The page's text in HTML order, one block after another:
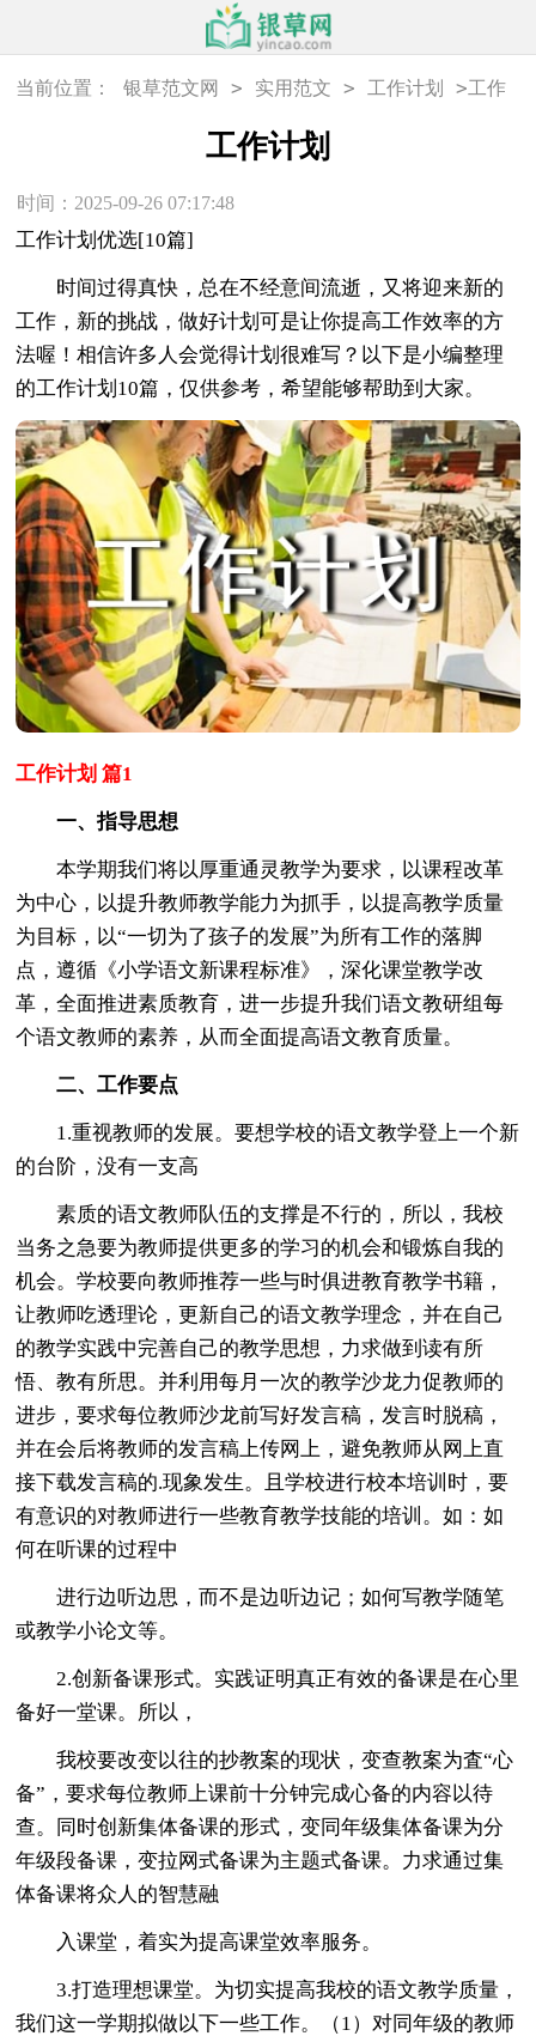
当前位置： 银草范文网 > 实用范文 > 工作计划 >工作
工作计划
时间：2025-09-26 07:17:48
工作计划优选[10篇]
时间过得真快，总在不经意间流逝，又将迎来新的
工作，新的挑战，做好计划可是让你提高工作效率的方
法喔！相信许多人会觉得计划很难写？以下是小编整理
的工作计划10篇，仅供参考，希望能够帮助到大家。
工作计划 篇1
一、指导思想
本学期我们将以厚重通灵教学为要求，以课程改革
为中心，以提升教师教学能力为抓手，以提高教学质量
为目标，以“一切为了孩子的发展”为所有工作的落脚
点，遵循《小学语文新课程标准》，深化课堂教学改
革，全面推进素质教育，进一步提升我们语文教研组每
个语文教师的素养，从而全面提高语文教育质量。
二、工作要点
1.重视教师的发展。要想学校的语文教学登上一个新
的台阶，没有一支高
素质的语文教师队伍的支撑是不行的，所以，我校
当务之急要为教师提供更多的学习的机会和锻炼自我的
机会。学校要向教师推荐一些与时俱进教育教学书籍，
让教师吃透理论，更新自己的语文教学理念，并在自己
的教学实践中完善自己的教学思想，力求做到读有所
悟、教有所思。并利用每月一次的教学沙龙力促教师的
进步，要求每位教师沙龙前写好发言稿，发言时脱稿，
并在会后将教师的发言稿上传网上，避免教师从网上直
接下载发言稿的.现象发生。且学校进行校本培训时，要
有意识的对教师进行一些教育教学技能的培训。如：如
何在听课的过程中
进行边听边思，而不是边听边记；如何写教学随笔
或教学小论文等。
2.创新备课形式。实践证明真正有效的备课是在心里
备好一堂课。所以，
我校要改变以往的抄教案的现状，变查教案为査“心
备”，要求每位教师上课前十分钟完成心备的内容以待
查。同时创新集体备课的形式，变同年级集体备课为分
年级段备课，变拉网式备课为主题式备课。力求通过集
体备课将众人的智慧融
入课堂，着实为提高课堂效率服务。
3.打造理想课堂。为切实提高我校的语文教学质量，
我们这一学期拟做以下一些工作。（1）对同年级的教师